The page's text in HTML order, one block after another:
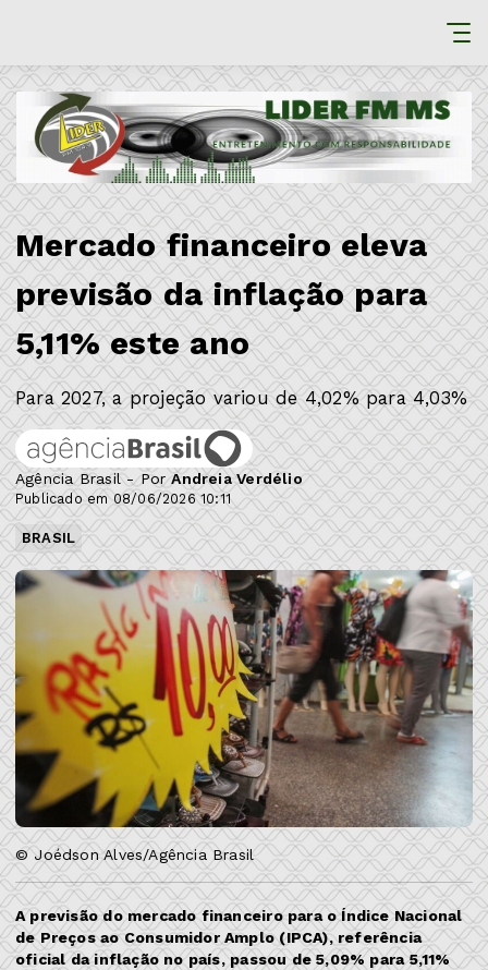
Mercado financeiro eleva
previsão da inflação para
5,11% este ano
Para 2027, a projeção variou de 4,02% para 4,03%
Agência Brasil - PorAndreia Verdélio
Publicado em 08/06/2026 10:11
BRASIL
© Joédson Alves/Agência Brasil
A previsão do mercado financeiro para o Índice Nacional
de Preços ao Consumidor Amplo (IPCA), referência
oficial da inflação no país, passou de 5,09% para 5,11%